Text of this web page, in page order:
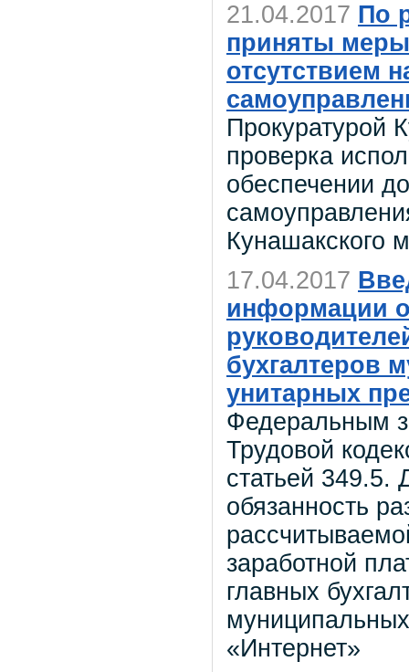
21.04.2017 По
приняты меры
отсутствием
Прокуратурой
проверка
обеспечении
Кунашакского
17.04.2017
информации о
бухгалтеров
унитарных
Федеральным
Трудовой
статьей 349.5.
обязанность
заработной
главных
«Интернет»